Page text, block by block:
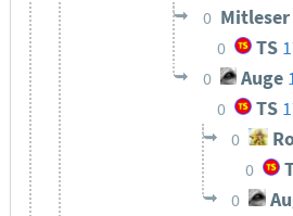
0 Mitleser
0 TS
0 Auge
0 TS
0
0
0